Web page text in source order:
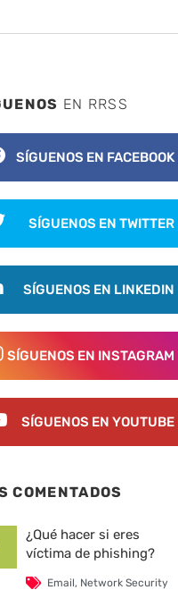
EN RRSS
SÍGUENOS EN FACEBOOK
SÍGUENOS EN TWITTER
SÍGUENOS EN LINKEDIN
SÍGUENOS EN INSTAGRAM
SÍGUENOS EN YOUTUBE
COMENTADOS
¿Qué hacer si eres
víctima de phishing?
Email, Network Security